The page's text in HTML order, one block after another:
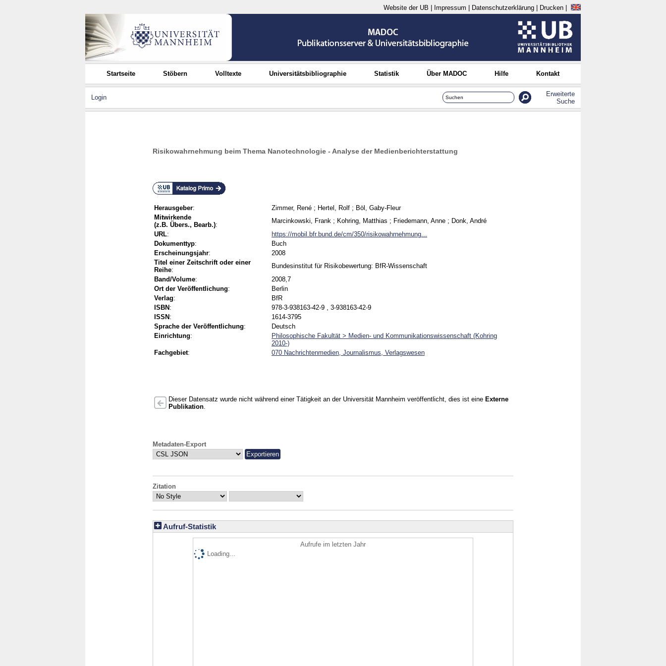
Website der UB Impressum Datenschutzerklärung Drucken
Startseite Stöbern Volltexte Universitätsbibliographie Statistik Über MADOC Hilfe Kontakt
Login
Erweiterte
Suche
Risikowahrnehmung beim Thema Nanotechnologie - Analyse der Medienberichterstattung
Herausgeber: Zimmer, René ; Hertel, Rolf ; Böl, Gaby-Fleur
Mitwirkende
(z.B. Übers., Bearb.):
Marcinkowski, Frank ; Kohring, Matthias ; Friedemann, Anne ; Donk, André
URL:
https://mobil.bfr.bund.de/cm/350/risikowahrnehmung...
Dokumenttyp:
Buch
Erscheinungsjahr:
2008
Titel einer Zeitschrift oder einer
Reihe:
Bundesinstitut für Risikobewertung: BfR-Wissenschaft
Band/Volume:
2008,7
Ort der Veröffentlichung:
Berlin
Verlag:
BfR
ISBN :
978-3-938163-42-9 , 3-938163-42-9
ISSN :
1614-3795
Sprache der Veröffentlichung:
Deutsch
Einrichtung:
Philosophische Fakultät > Medien- und Kommunikationswissenschaft (Kohring
2010-)
Fachgebiet: 070 Nachrichtenmedien, Journalismus, Verlagswesen
Dieser Datensatz wurde nicht während einer Tätigkeit an der Universität Mannheim veröffentlicht, dies ist eine Externe
Publikation
Metadaten-Export
Zitation
Aufruf-Statistik
Aufrufe im letzten Jahr
Loading...